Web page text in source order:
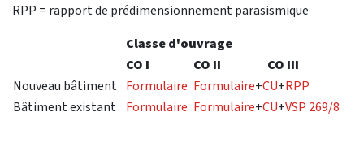
RPP = rapport de prédimensionnement parasismique
Classe d'ouvrage
CO I
CO II
CO III
Nouveau bâtiment Formulaire Formulaire+CU+RPP
Bâtiment existant
Formulaire Formulaire+CU+VSP 269/8